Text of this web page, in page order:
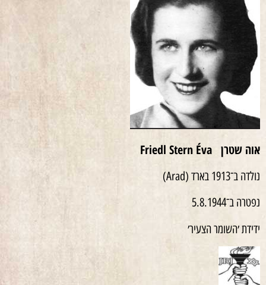
אוה שטרן Friedl Stern Éva
נולדה ב־1913 בארד (Arad)
נפטרה ב־5.8.1944
ידידת ׳השומר הצעיר׳